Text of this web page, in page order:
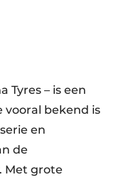
Tyres – is een
vooral bekend is
en
de
Met grote